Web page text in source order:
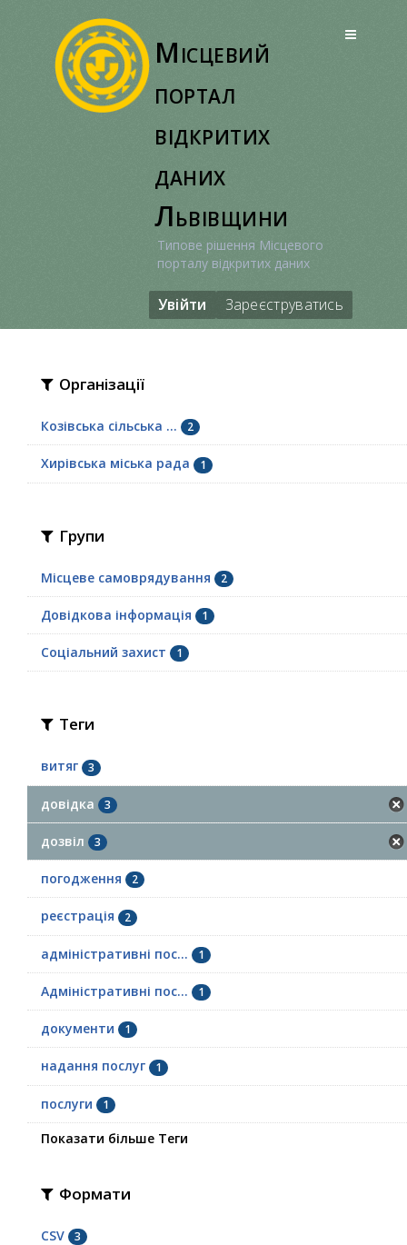
Місцевий
портал
відкритих
даних
Львівщини
Типове рішення Місцевого
порталу відкритих даних
Увійти Зареєструватись
Організації
Козівська сільська ... 2
Хирівська міська рада 1
Групи
Місцеве самоврядування 2
Довідкова інформація 1
Соціальний захист 1
Теги
витяг 3
довідка 3
дозвіл 3
погодження 2
реєстрація 2
адміністративні пос... 1
Адміністративні пос... 1
документи 1
надання послуг 1
послуги 1
Показати більше Теги
Формати
CSV 3